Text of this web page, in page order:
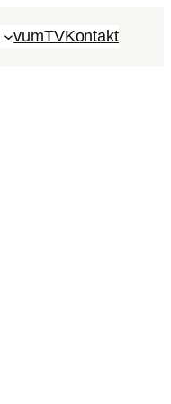
vumTVKon­takt